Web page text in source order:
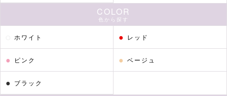
COLOR
色から探す
ホワイト ● レッド
● ピンク ● ベージュ
● ブラック